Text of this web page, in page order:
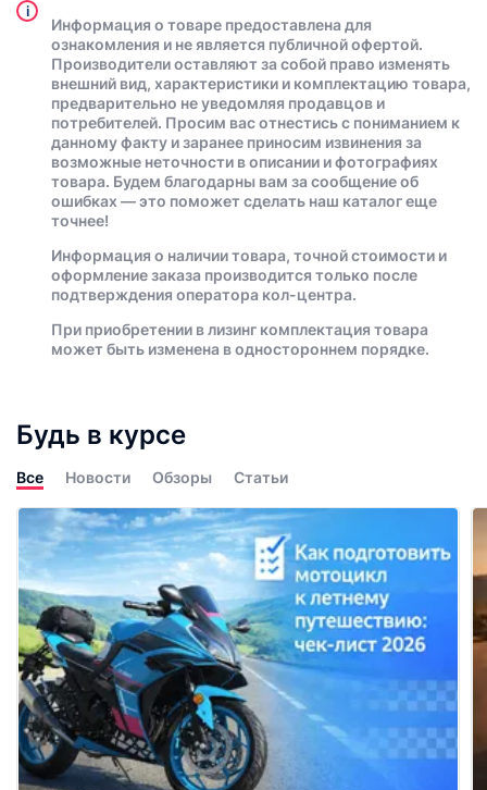
i
Информация о товаре предоставлена для
ознакомления и не является публичной офертой.
Производители оставляют за собой право изменять
внешний вид, характеристики и комплектацию товара,
предварительно не уведомляя продавцов и
потребителей. Просим вас отнестись с пониманием к
данному факту и заранее приносим извинения за
возможные неточности в описании и фотографиях
товара. Будем благодарны вам за сообщение об
ошибках — это поможет сделать наш каталог еще
точнее!
Информация о наличии товара, точной стоимости и
оформление заказа производится только после
подтверждения оператора кол-центра.
При приобретении в лизинг комплектация товара
может быть изменена в одностороннем порядке.
Будь в курсе
Все Новости Обзоры Статьи